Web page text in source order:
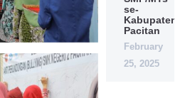
se-
Kabupaten
Pacitan
February
25, 2025